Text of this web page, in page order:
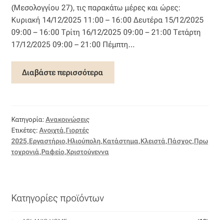
Η εταιρεία μας
Θάλασσα
Καλάθι
Λογαριασμός
Όλα τα υφάσματα
Αλκαντάρα
(Μεσολογγίου 27), τις παρακάτω μέρες και ώρες:
Κυριακή 14/12/2025 11:00 – 16:00 Δευτέρα 15/12/2025
09:00 – 16:00 Τρίτη 16/12/2025 09:00 – 21:00 Τετάρτη
17/12/2025 09:00 – 21:00 Πέμπτη…
Διαβάστε περισσότερα
Κατηγορία: Ανακοινώσεις
Ετικέτες: Ανοιχτά,Γιορτές
2025,Εργαστήριο,Ηλιούπολη,Κατάστημα,Κλειστά,Πάσχος,Πρω
τοχρονιά,Ραφείο,Χριστούγεννα
Κατηγορίες προϊόντων